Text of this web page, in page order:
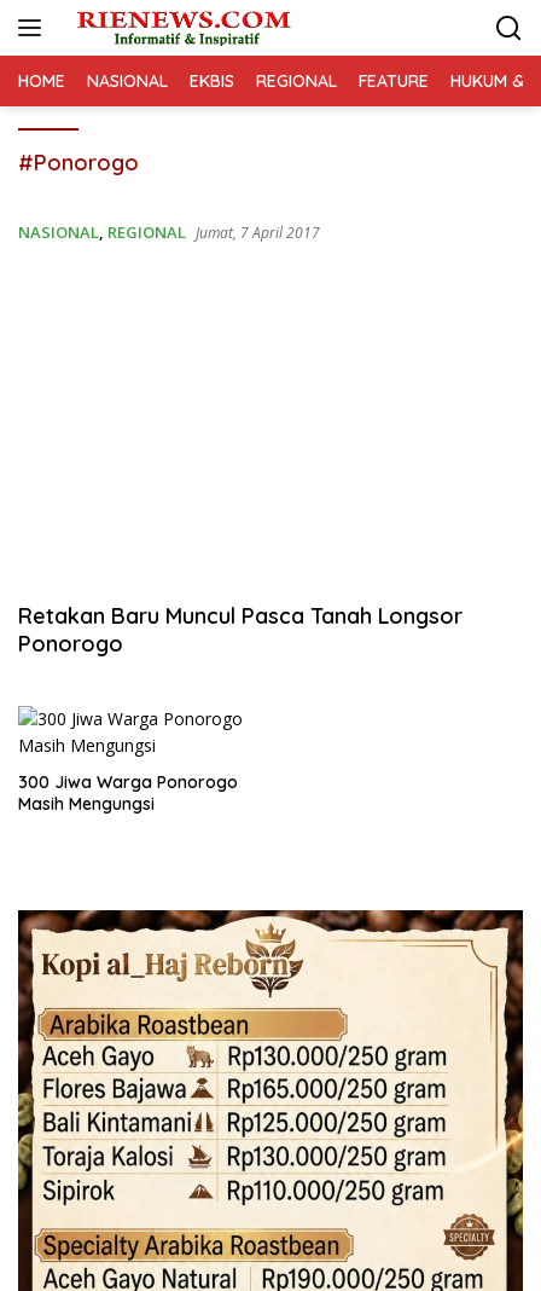
HOME NASIONAL EKBIS REGIONAL FEATURE HUKUM &
#Ponorogo
NASIONAL, REGIONAL Jumat, 7 April 2017
Retakan Baru Muncul Pasca Tanah Longsor
Ponorogo
300 Jiwa Warga Ponorogo
Masih Mengungsi